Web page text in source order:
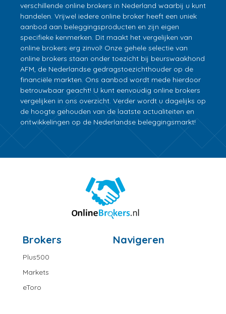
verschillende online brokers in Nederland waarbij u kunt
handelen. Vrijwel iedere online broker heeft een uniek
aanbod aan beleggingsproducten en zijn eigen
specifieke kenmerken. Dit maakt het vergelijken van
online brokers erg zinvol! Onze gehele selectie van
online brokers staan onder toezicht bij beurswaakhond
AFM, de Nederlandse gedragstoezichthouder op de
financiële markten. Ons aanbod wordt mede hierdoor
betrouwbaar geacht! U kunt eenvoudig online brokers
vergelijken in ons overzicht. Verder wordt u dagelijks op
de hoogte gehouden van de laatste actualiteiten en
ontwikkelingen op de Nederlandse beleggingsmarkt!
Brokers
Plus500
Markets
eToro
Navigeren